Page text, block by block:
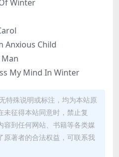
Winter
Anxious Child
My Mind In Winter
特殊说明或标注，均为本站原
征得本站同意时，禁止复
容到任何网站、书籍等各类媒
原著者的合法权益，可联系我